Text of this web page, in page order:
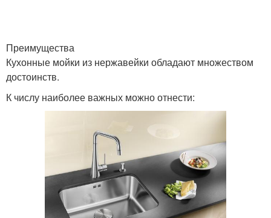
Преимущества
Кухонные мойки из нержавейки обладают множеством
достоинств.
К числу наиболее важных можно отнести: